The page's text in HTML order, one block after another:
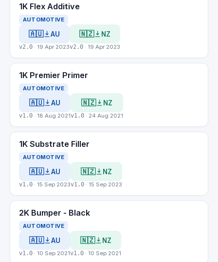
1K Flex Additive
AUTOMOTIVE
🇦🇺 AU
v2.0 · 19 Apr 2023
🇳🇿 NZ
v2.0 · 19 Apr 2023
1K Premier Primer
AUTOMOTIVE
🇦🇺 AU
v1.0 · 18 Aug 2021
🇳🇿 NZ
v1.0 · 24 Aug 2021
1K Substrate Filler
AUTOMOTIVE
🇦🇺 AU
v1.0 · 15 Sep 2023
🇳🇿 NZ
v1.0 · 15 Sep 2023
2K Bumper - Black
AUTOMOTIVE
🇦🇺 AU
v1.0 · 10 Sep 2021
🇳🇿 NZ
v1.0 · 10 Sep 2021